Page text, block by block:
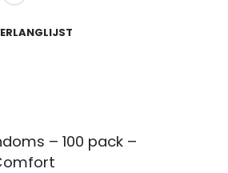
– 100 pack –